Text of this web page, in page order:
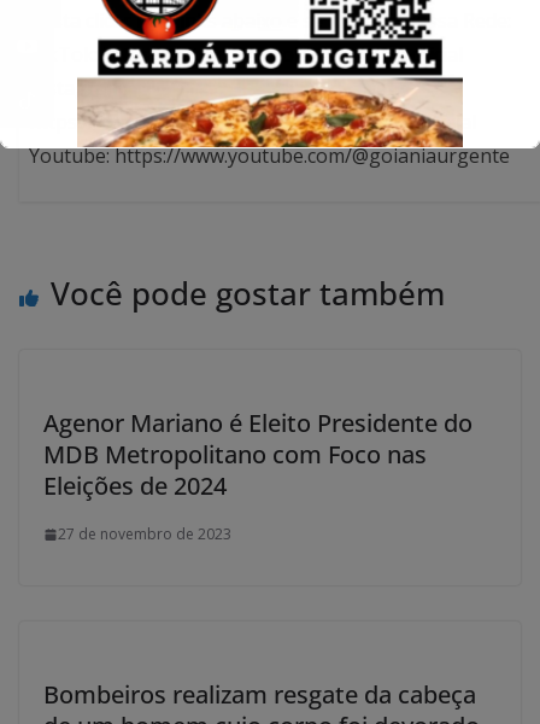
Basta clicar nos links abaixo e se juntar à nossa Rede:
TikTok: https://tiktok.com/goianiaurgenteoficial
Instagram:
https://www.instagram.com/goianiaurgenteoficial
Youtube: https://www.youtube.com/@goianiaurgente
Você pode gostar também
Agenor Mariano é Eleito Presidente do
MDB Metropolitano com Foco nas
Eleições de 2024
27 de novembro de 2023
Bombeiros realizam resgate da cabeça